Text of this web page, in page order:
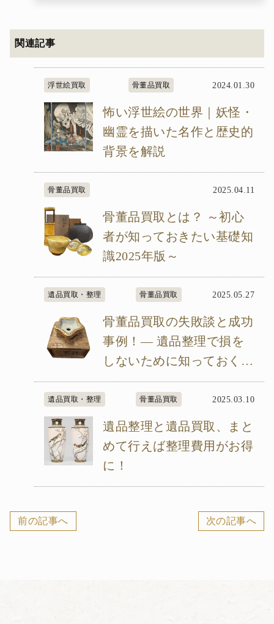
関連記事
浮世絵買取 骨董品買取 2024.01.30
怖い浮世絵の世界｜妖怪・
幽霊を描いた名作と歴史的
背景を解説
骨董品買取 2025.04.11
骨董品買取とは？ ～初心
者が知っておきたい基礎知
識2025年版～
遺品買取・整理 骨董品買取 2025.05.27
骨董品買取の失敗談と成功
事例！― 遺品整理で損を
しないために知っておくべ
きこと ―
遺品買取・整理 骨董品買取 2025.03.10
遺品整理と遺品買取、まと
めて行えば整理費用がお得
に！
前の記事へ 次の記事へ